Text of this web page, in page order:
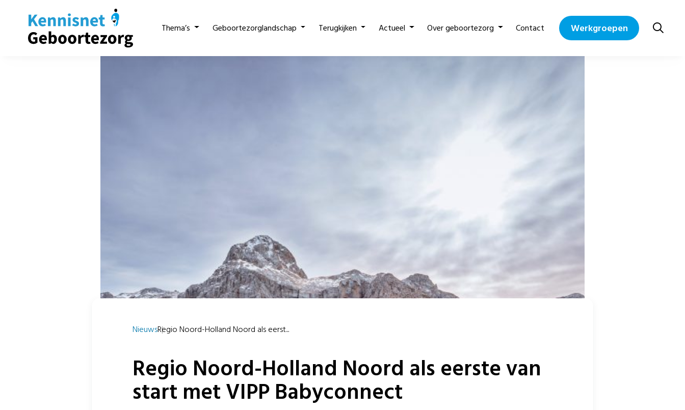
Thema’s Geboortezorglandschap Terugkijken Actueel Over geboortezorg Contact Werkgroepen
NieuwsRegio Noord-Holland Noord als eerst...
Regio Noord-Holland Noord als eerste van
start met VIPP Babyconnect